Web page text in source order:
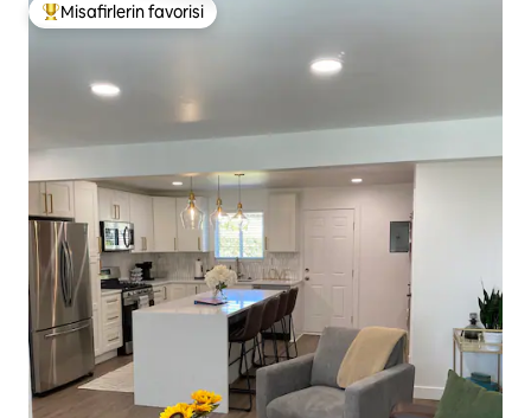
Misafirlerin favorilerinden en beğenilenler arasında
Misafirlerin favorisi